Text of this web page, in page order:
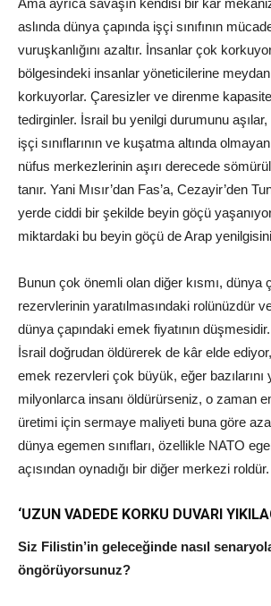
aslında dünya çapında işçi sınıfının
vuruşkanlığını azaltır. İnsanlar çok
bölgesindeki insanlar yöneticilerine
korkuyorlar. Çaresizler ve direnme
tedirginler. İsrail bu yenilgi durumunu aşılar,
işçi sınıflarının ve kuşatma altında
nüfus merkezlerinin aşırı derecede
tanır. Yani Mısır’dan Fas’a, Cezayir’den
yerde ciddi bir şekilde beyin göçü
miktardaki bu beyin göçü de Arap
Bunun çok önemli olan diğer kısmı, dünya
rezervlerinin yaratılmasındaki rolünüzdür
dünya çapındaki emek fiyatının
İsrail doğrudan öldürerek de kâr elde
emek rezervleri çok büyük, eğer bazılarını
milyonlarca insanı öldürürseniz, o zaman
üretimi için sermaye maliyeti buna göre
dünya egemen sınıfları, özellikle NATO
açısından oynadığı bir diğer merkezi roldür.
‘UZUN VADEDE KORKU DUVARI
Siz Filistin’in geleceğinde nasıl
öngörüyorsunuz?